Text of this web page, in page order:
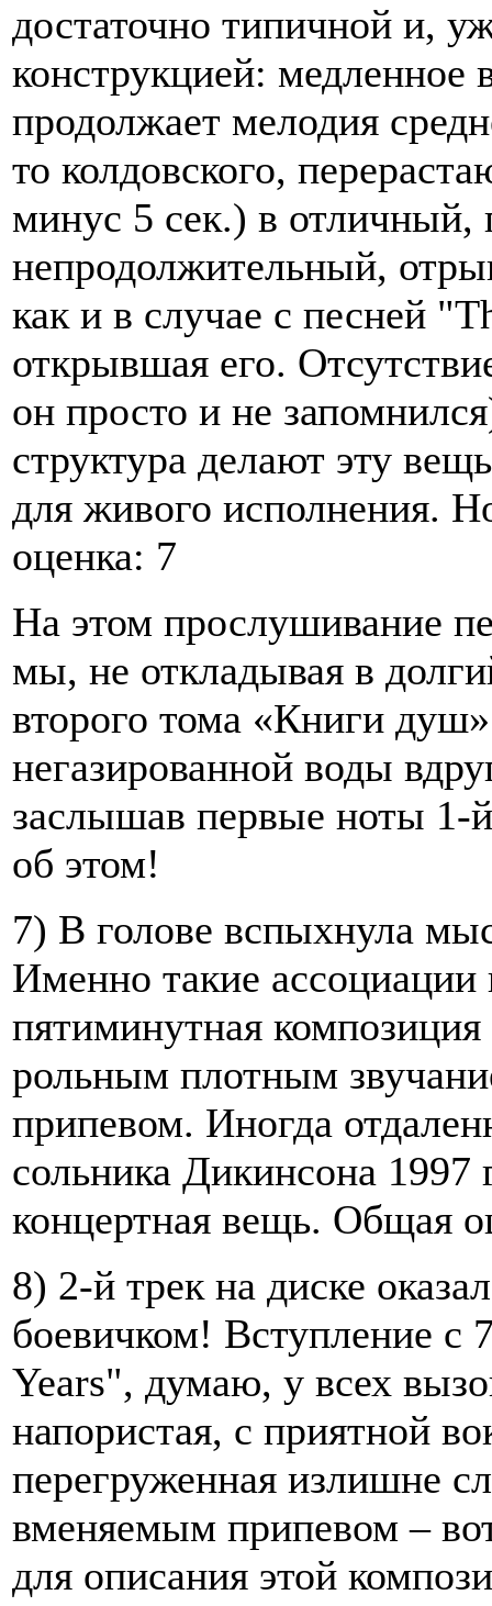
достаточно типичной и,
конструкцией: медленное
продолжает мелодия
то колдовского,
минус 5 сек.) в отличный,
непродолжительный,
как и в случае с песней
открывшая его.
он просто и не
структура делают эту
для живого исполнения.
оценка: 7
На этом прослушивание
мы, не откладывая в
второго тома «Книги
негазированной воды
заслышав первые ноты 1-
об этом!
7) В голове вспыхнула
Именно такие
пятиминутная
рольным плотным
припевом. Иногда
сольника Дикинсона
концертная вещь. Общая
8) 2-й трек на диске
боевичком! Вступление с
Years", думаю, у всех
напористая, с приятной
перегруженная излишне
вменяемым припевом –
для описания этой